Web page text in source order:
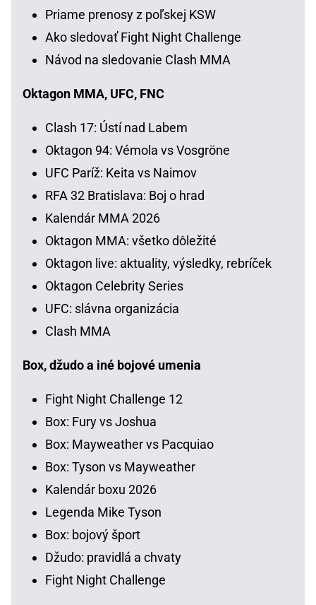
Priame prenosy z poľskej KSW
Ako sledovať Fight Night Challenge
Návod na sledovanie Clash MMA
Oktagon MMA, UFC, FNC
Clash 17: Ústí nad Labem
Oktagon 94: Vémola vs Vosgröne
UFC Paríž: Keita vs Naimov
RFA 32 Bratislava: Boj o hrad
Kalendár MMA 2026
Oktagon MMA: všetko dôležité
Oktagon live: aktuality, výsledky, rebríček
Oktagon Celebrity Series
UFC: slávna organizácia
Clash MMA
Box, džudo a iné bojové umenia
Fight Night Challenge 12
Box: Fury vs Joshua
Box: Mayweather vs Pacquiao
Box: Tyson vs Mayweather
Kalendár boxu 2026
Legenda Mike Tyson
Box: bojový šport
Džudo: pravidlá a chvaty
Fight Night Challenge